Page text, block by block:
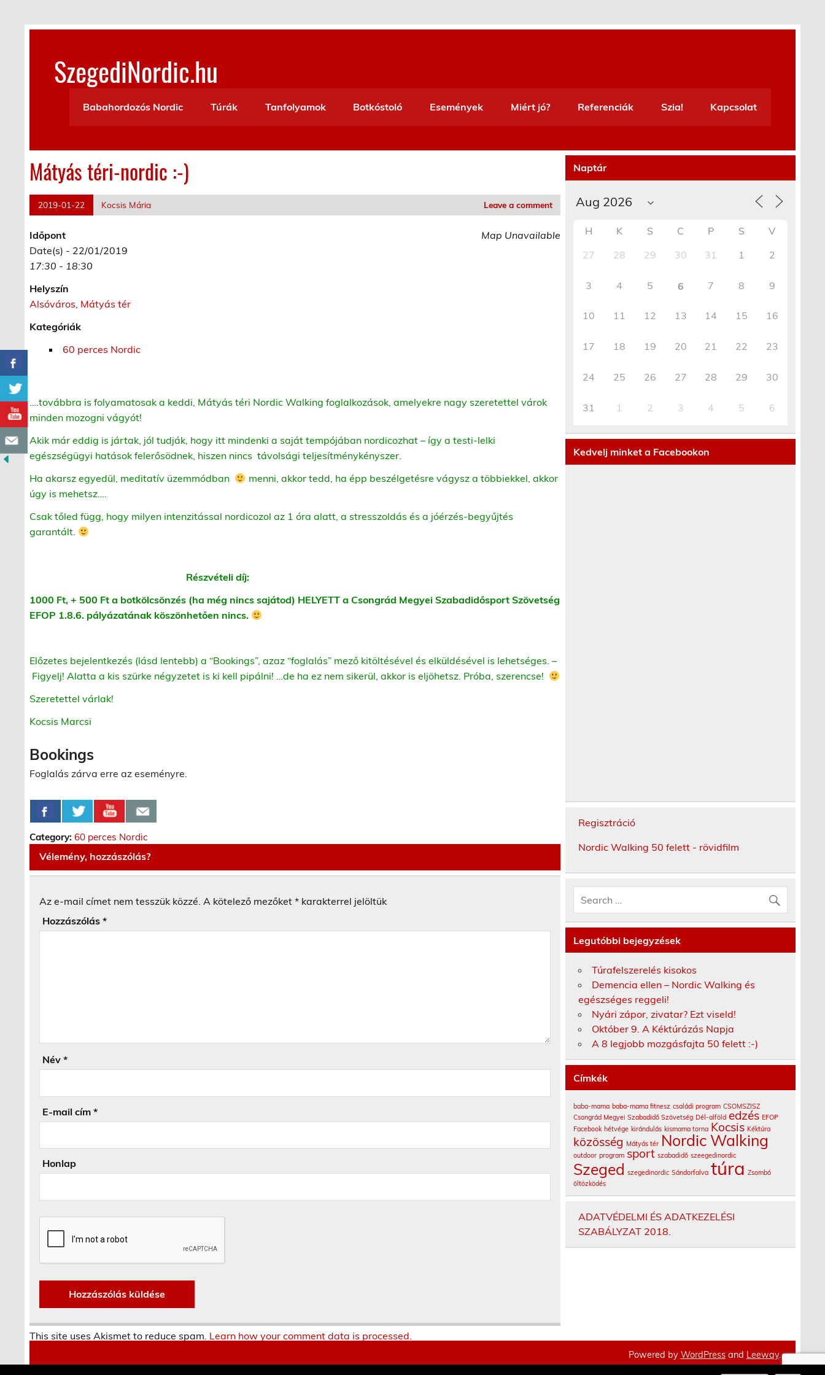
content
SzegediNordic.hu
Babahordozós Nordic
Túrák Tanfolyamok Botkóstoló Események Miért jó? Referenciák Szia! Kapcsolat
Mátyás téri-nordic :-)
2019-01-22 Kocsis Mária Leave a comment
Map Unavailable
Időpont
Date(s) - 22/01/2019
17:30 - 18:30
Helyszín
Alsóváros, Mátyás tér
Kategóriák
60 perces Nordic
….továbbra is folyamatosak a keddi, Mátyás téri Nordic Walking foglalkozások, amelyekre nagy szeretettel várok
minden mozogni vágyót!
Akik már eddig is jártak, jól tudják, hogy itt mindenki a saját tempójában nordicozhat – így a testi-lelki
egészségügyi hatások felerősödnek, hiszen nincs távolsági teljesítménykényszer.
Ha akarsz egyedül, meditatív üzemmódban
menni, akkor tedd, ha épp beszélgetésre vágysz a többiekkel, akkor
úgy is mehetsz….
Csak tőled függ, hogy milyen intenzitással nordicozol az 1 óra alatt, a stresszoldás és a jóérzés-begyűjtés
garantált.
Részvételi díj:
1000 Ft, + 500 Ft a botkölcsönzés (ha még nincs sajátod) HELYETT a Csongrád Megyei Szabadidősport Szövetség
EFOP 1.8.6. pályázatának köszönhetően nincs.
Előzetes bejelentkezés (lásd lentebb) a “Bookings”, azaz “foglalás” mező kitöltésével és elküldésével is lehetséges. –
Figyelj! Alatta a kis szürke négyzetet is ki kell pipálni! …de ha ez nem sikerül, akkor is eljöhetsz. Próba, szerencse!
Szeretettel várlak!
Kocsis Marcsi
Bookings
Foglalás zárva erre az eseményre.
Category:60 perces Nordic
Vélemény, hozzászólás?
Az e-mail címet nem tesszük közzé. A kötelező mezőket* karakterrel jelöltük
Hozzászólás*
Név*
E-mail cím*
Honlap
This site uses Akismet to reduce spam. Learn how your comment data is processed.
Naptár
H K S C P S
V
27
28 29 30 31 1 2
3 4 5 6 7 8 9
10 11 12 13 14 15 16
17 18 19 20 21 22 23
24 25 26 27 28 29 30
31 1 2 3 4 5 6
Kedvelj minket a Facebookon
Regisztráció
Nordic Walking 50 felett - rövidfilm
Legutóbbi bejegyzések
Túrafelszerelés kisokos
Demencia ellen – Nordic Walking és
egészséges reggeli!
Nyári zápor, zivatar? Ezt viseld!
Október 9. A Kéktúrázás Napja
A 8 legjobb mozgásfajta 50 felett :-)
Címkék
baba-mama baba-mama fitnesz családi program CSOMSZISZ
Csongrád Megyei Szabadidő Szövetség Dél-alföld edzés EFOP
Facebook hétvége kirándulás kismama torna Kocsis Kéktúra
közösség Mátyás tér Nordic Walking
outdoor program sport szabadidő szeegedinordic
Szeged szegedinordic Sándorfalva túra Zsombó
öltözködés
ADATVÉDELMI ÉS ADATKEZELÉSI
SZABÁLYZAT 2018.
Powered by WordPressand Leeway.